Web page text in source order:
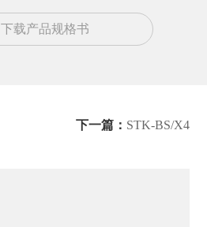
下载产品规格书
下一篇： STK-BS/X4